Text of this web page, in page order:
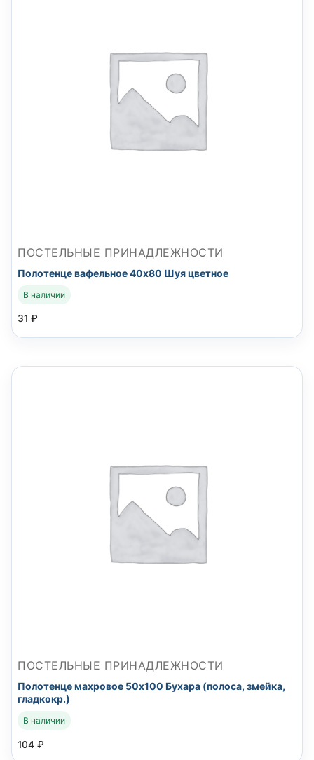
ПОСТЕЛЬНЫЕ ПРИНАДЛЕЖНОСТИ
Полотенце вафельное 40х80 Шуя цветное
В наличии
31 ₽
ПОСТЕЛЬНЫЕ ПРИНАДЛЕЖНОСТИ
Полотенце махровое 50х100 Бухара (полоса, змейка,
гладкокр.)
В наличии
104 ₽